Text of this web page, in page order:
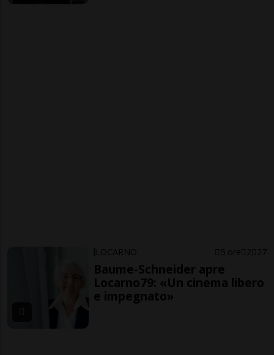
LOCARNO 5 ore 2 27
Baume-Schneider apre
Locarno79: «Un cinema libero
e impegnato»